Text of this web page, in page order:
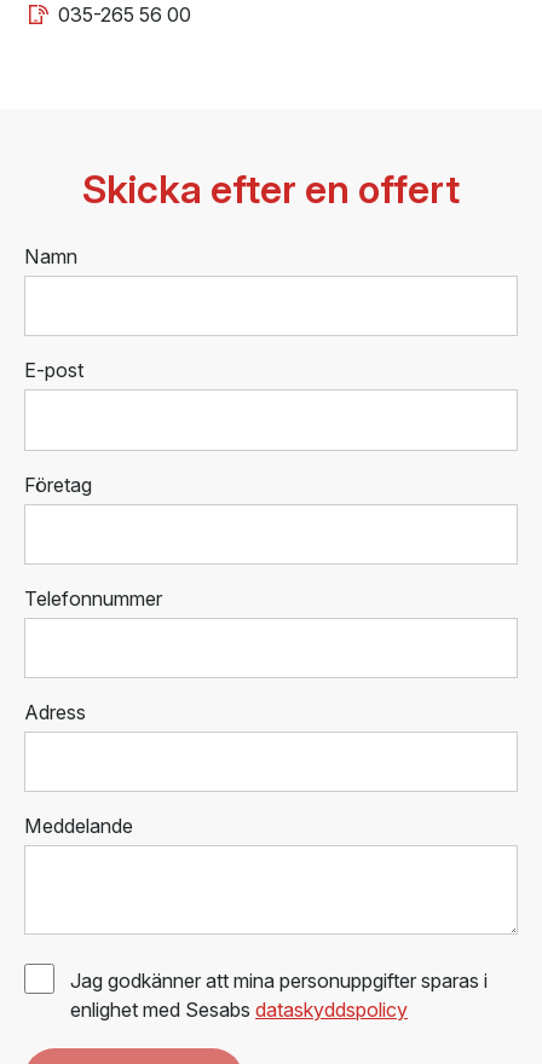
035-265 56 00
Skicka efter en offert
Namn
E-post
Företag
Telefonnummer
Adress
Meddelande
Jag godkänner att mina personuppgifter sparas i
enlighet med Sesabs dataskyddspolicy